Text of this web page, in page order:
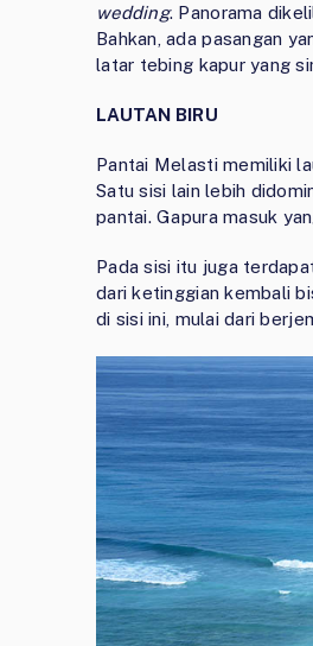
wedding. Panorama
Bahkan, ada pasangan
latar tebing kapur yang
LAUTAN BIRU
Pantai Melasti memiliki
Satu sisi lain lebih
pantai. Gapura masuk
Pada sisi itu juga
dari ketinggian kembali
di sisi ini, mulai dari